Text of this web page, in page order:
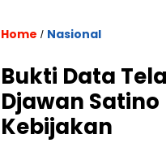
Home / Nasional
Bukti Data
Djawan
Kebijakan